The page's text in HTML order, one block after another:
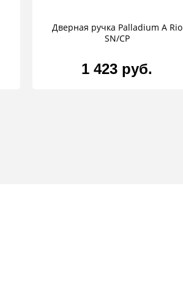
Дверная ручка Palladium A Rio
SN/CP
1 423 руб.